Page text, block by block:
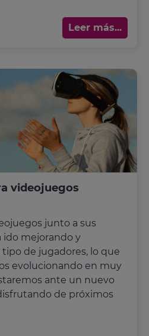
Leer más...
videojuegos
junto a sus
ido mejorando y
de jugadores, lo que
evolucionando en muy
ante un nuevo
de próximos